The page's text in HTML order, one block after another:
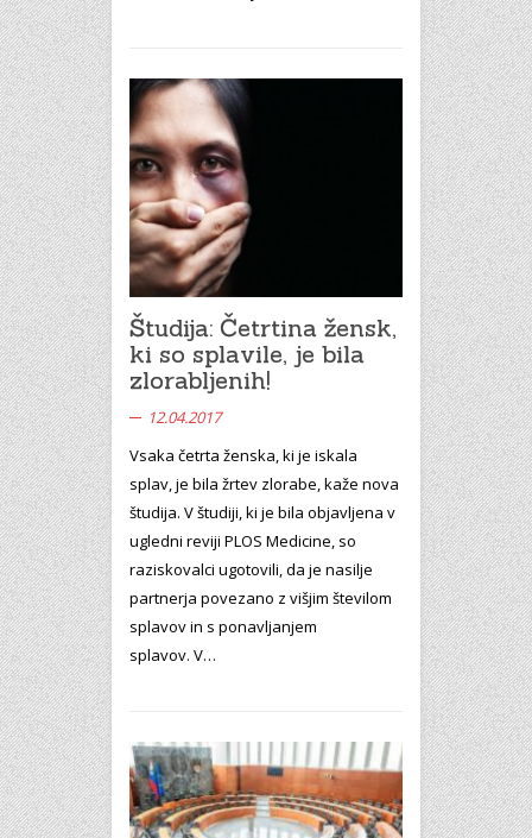
Študija: Četrtina žensk,
ki so splavile, je bila
zlorabljenih!
12.04.2017
Vsaka četrta ženska, ki je iskala
splav, je bila žrtev zlorabe, kaže nova
študija. V študiji, ki je bila objavljena v
ugledni reviji PLOS Medicine, so
raziskovalci ugotovili, da je nasilje
partnerja povezano z višjim številom
splavov in s ponavljanjem
splavov. V…